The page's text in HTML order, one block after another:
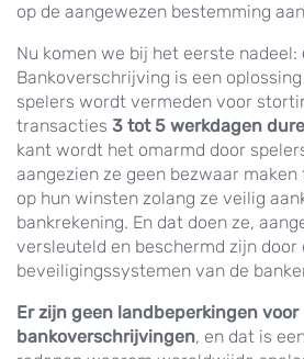
op de aangewezen bestemming
Nu komen we bij het eerste nadeel:
Bankoverschrijving is een
spelers wordt vermeden voor
transacties 3 tot 5 werkdagen
kant wordt het omarmd door
aangezien ze geen bezwaar
op hun winsten zolang ze veilig
bankrekening. En dat doen ze,
versleuteld en beschermd zijn door
beveiligingssystemen van de
Er zijn geen landbeperkingen voor
bankoverschrijvingen, en dat is